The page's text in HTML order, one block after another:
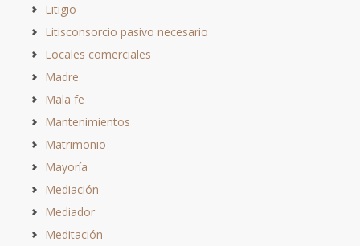
Litigio
Litisconsorcio pasivo necesario
Locales comerciales
Madre
Mala fe
Mantenimientos
Matrimonio
Mayoría
Mediación
Mediador
Meditación